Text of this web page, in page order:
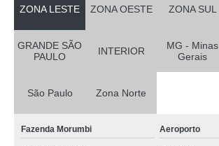
ZONA LESTE ZONA OESTE ZONA SUL
GRANDE SÃO
PAULO
INTERIOR
MG - Minas
Gerais
São Paulo Zona Norte
Fazenda Morumbi Aeroporto